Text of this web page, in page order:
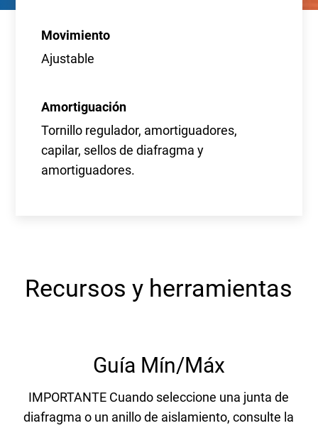
Movimiento
Ajustable
Amortiguación
Tornillo regulador, amortiguadores,
capilar, sellos de diafragma y
amortiguadores.
Recursos y herramientas
Guía Mín/Máx
IMPORTANTE Cuando seleccione una junta de
diafragma o un anillo de aislamiento, consulte la